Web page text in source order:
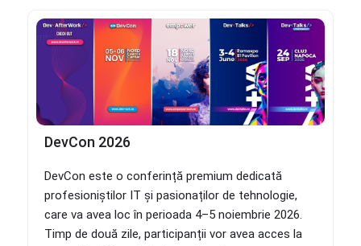
DevCon 2026
DevCon este o conferință premium dedicată
profesioniștilor IT și pasionaților de tehnologie,
care va avea loc în perioada 4–5 noiembrie 2026.
Timp de două zile, participanții vor avea acces la